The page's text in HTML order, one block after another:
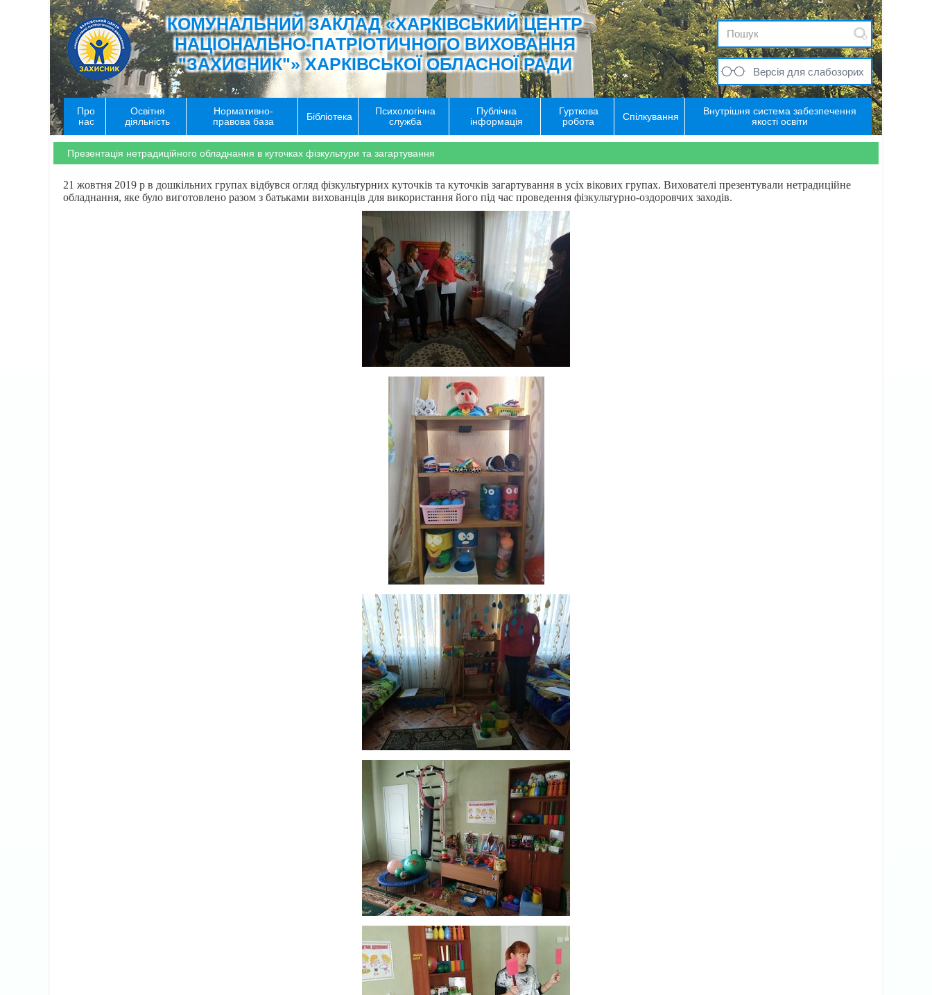
КОМУНАЛЬНИЙ ЗАКЛАД «ХАРКІВСЬКИЙ ЦЕНТР
НАЦІОНАЛЬНО-ПАТРІОТИЧНОГО ВИХОВАННЯ
"ЗАХИСНИК"» ХАРКІВСЬКОЇ ОБЛАСНОЇ РАДИ
Версія для слабозорих
Про
нас
Освітня
діяльність
Нормативно-
правова база
Бібліотека
Психологічна
служба
Публічна
інформація
Гурткова
робота
Спілкування
Внутрішня система забезпечення
якості освіти
Презентація нетрадиційного обладнання в куточках фізкультури та загартування
21 жовтня 2019 р в дошкільних групах відбувся огляд фізкультурних куточків та куточків загартування в усіх вікових групах. Вихователі презентували нетрадиційне
обладнання, яке було виготовлено разом з батьками вихованців для використання його під час проведення фізкультурно-оздоровчих заходів.